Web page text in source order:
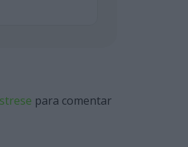
para comentar